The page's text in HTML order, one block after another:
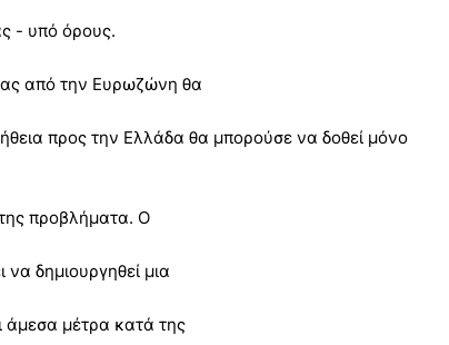
- υπό όρους.
από την Ευρωζώνη θα
προς την Ελλάδα θα μπορούσε να δοθεί μόνο
προβλήματα. Ο
δημιουργηθεί μια
άμεσα μέτρα κατά της